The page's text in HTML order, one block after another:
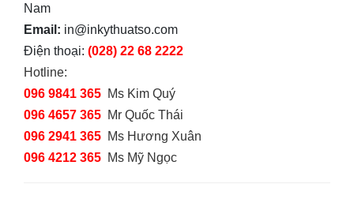
Nam
Email: in@inkythuatso.com
Điện thoại: (028) 22 68 2222
Hotline:
096 9841 365 Ms Kim Quý
096 4657 365 Mr Quốc Thái
096 2941 365 Ms Hương Xuân
096 4212 365 Ms Mỹ Ngọc